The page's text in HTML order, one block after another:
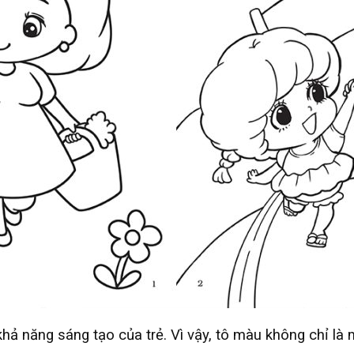
năng sáng tạo của trẻ. Vì vậy, tô màu không chỉ